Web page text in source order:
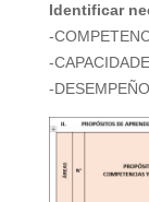
Identificar
-
-
-